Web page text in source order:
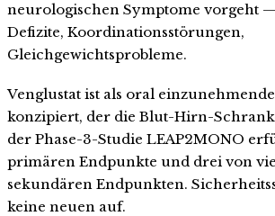
neurologischen Symptome vorgeht
Defizite, Koordinationsstörungen,
Gleichgewichtsprobleme.
Venglustat ist als oral
konzipiert, der die Blut-Hirn-
der Phase-3-Studie LEAP2MONO
primären Endpunkte und drei von
sekundären Endpunkten.
keine neuen auf.